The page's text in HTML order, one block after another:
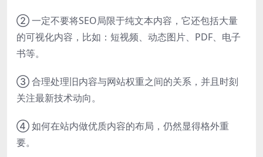
② 一定不要将SEO局限于纯文本内容，它还包括大量
的可视化内容，比如：短视频、动态图片、PDF、电子
书等。
③ 合理处理旧内容与网站权重之间的关系，并且时刻
关注最新技术动向。
④ 如何在站内做优质内容的布局，仍然显得格外重
要。